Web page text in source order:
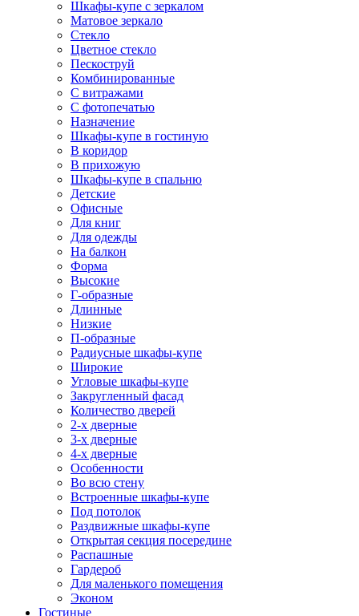
Шкафы-купе с зеркалом
Матовое зеркало
Стекло
Цветное стекло
Пескоструй
Комбинированные
С витражами
С фотопечатью
Назначение
Шкафы-купе в гостиную
В коридор
В прихожую
Шкафы-купе в спальню
Детские
Офисные
Для книг
Для одежды
На балкон
Форма
Высокие
Г-образные
Длинные
Низкие
П-образные
Радиусные шкафы-купе
Широкие
Угловые шкафы-купе
Закругленный фасад
Количество дверей
2-х дверные
3-х дверные
4-х дверные
Особенности
Во всю стену
Встроенные шкафы-купе
Под потолок
Раздвижные шкафы-купе
Открытая секция посередине
Распашные
Гардероб
Для маленького помещения
Эконом
Гостиные